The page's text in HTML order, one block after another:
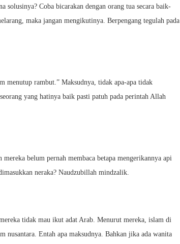
Coba bicarakan dengan orang tua secara baik-
maka jangan mengikutinya. Berpengang tegulah pada
menutup rambut.” Maksudnya, tidak apa-apa tidak
yang hatinya baik pasti patuh pada perintah Allah
belum pernah membaca betapa mengerikannya api
neraka? Naudzubillah mindzalik.
tidak mau ikut adat Arab. Menurut mereka, islam di
nusantara. Entah apa maksudnya. Bahkan jika ada wanita